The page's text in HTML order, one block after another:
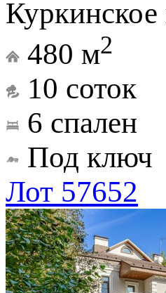
480 м2
10 соток
6 спален
Под ключ
Лот 57652